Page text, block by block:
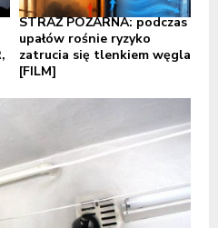
STRAŻ POŻARNA: podczas
upałów rośnie ryzyko
zatrucia się tlenkiem węgla
[FILM]